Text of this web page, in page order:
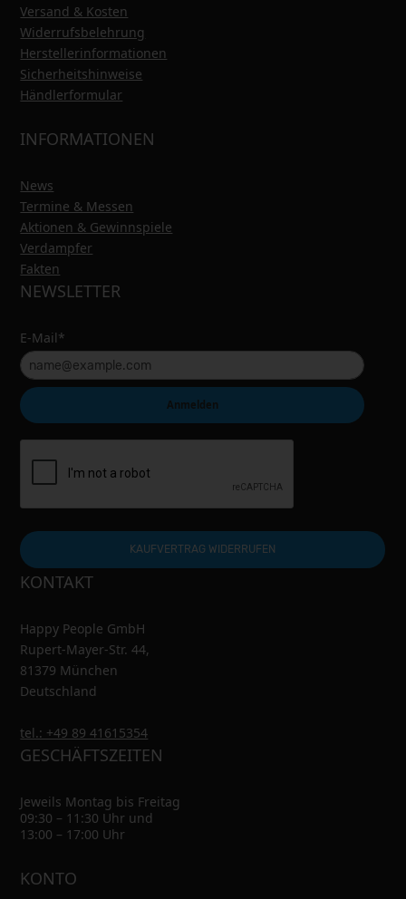
Versand & Kosten
Widerrufsbelehrung
Herstellerinformationen
Sicherheitshinweise
Händlerformular
INFORMATIONEN
News
Termine & Messen
Aktionen & Gewinnspiele
Verdampfer
Fakten
NEWSLETTER
E-Mail*
Anmelden
KAUFVERTRAG WIDERRUFEN
KONTAKT
Happy People GmbH
Rupert-Mayer-Str. 44,
81379 München
Deutschland
tel.: +49 89 41615354
GESCHÄFTSZEITEN
Jeweils Montag bis Freitag
09:30 – 11:30 Uhr und
13:00 – 17:00 Uhr
KONTO